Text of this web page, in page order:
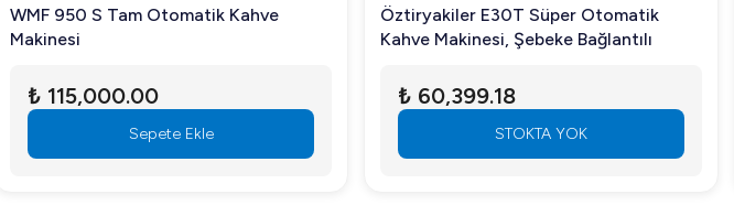
WMF 950 S Tam Otomatik Kahve
Makinesi
₺ 115,000.00
Sepete Ekle
Öztiryakiler E30T Süper Otomatik
Kahve Makinesi, Şebeke Bağlantılı
₺ 60,399.18
STOKTA YOK